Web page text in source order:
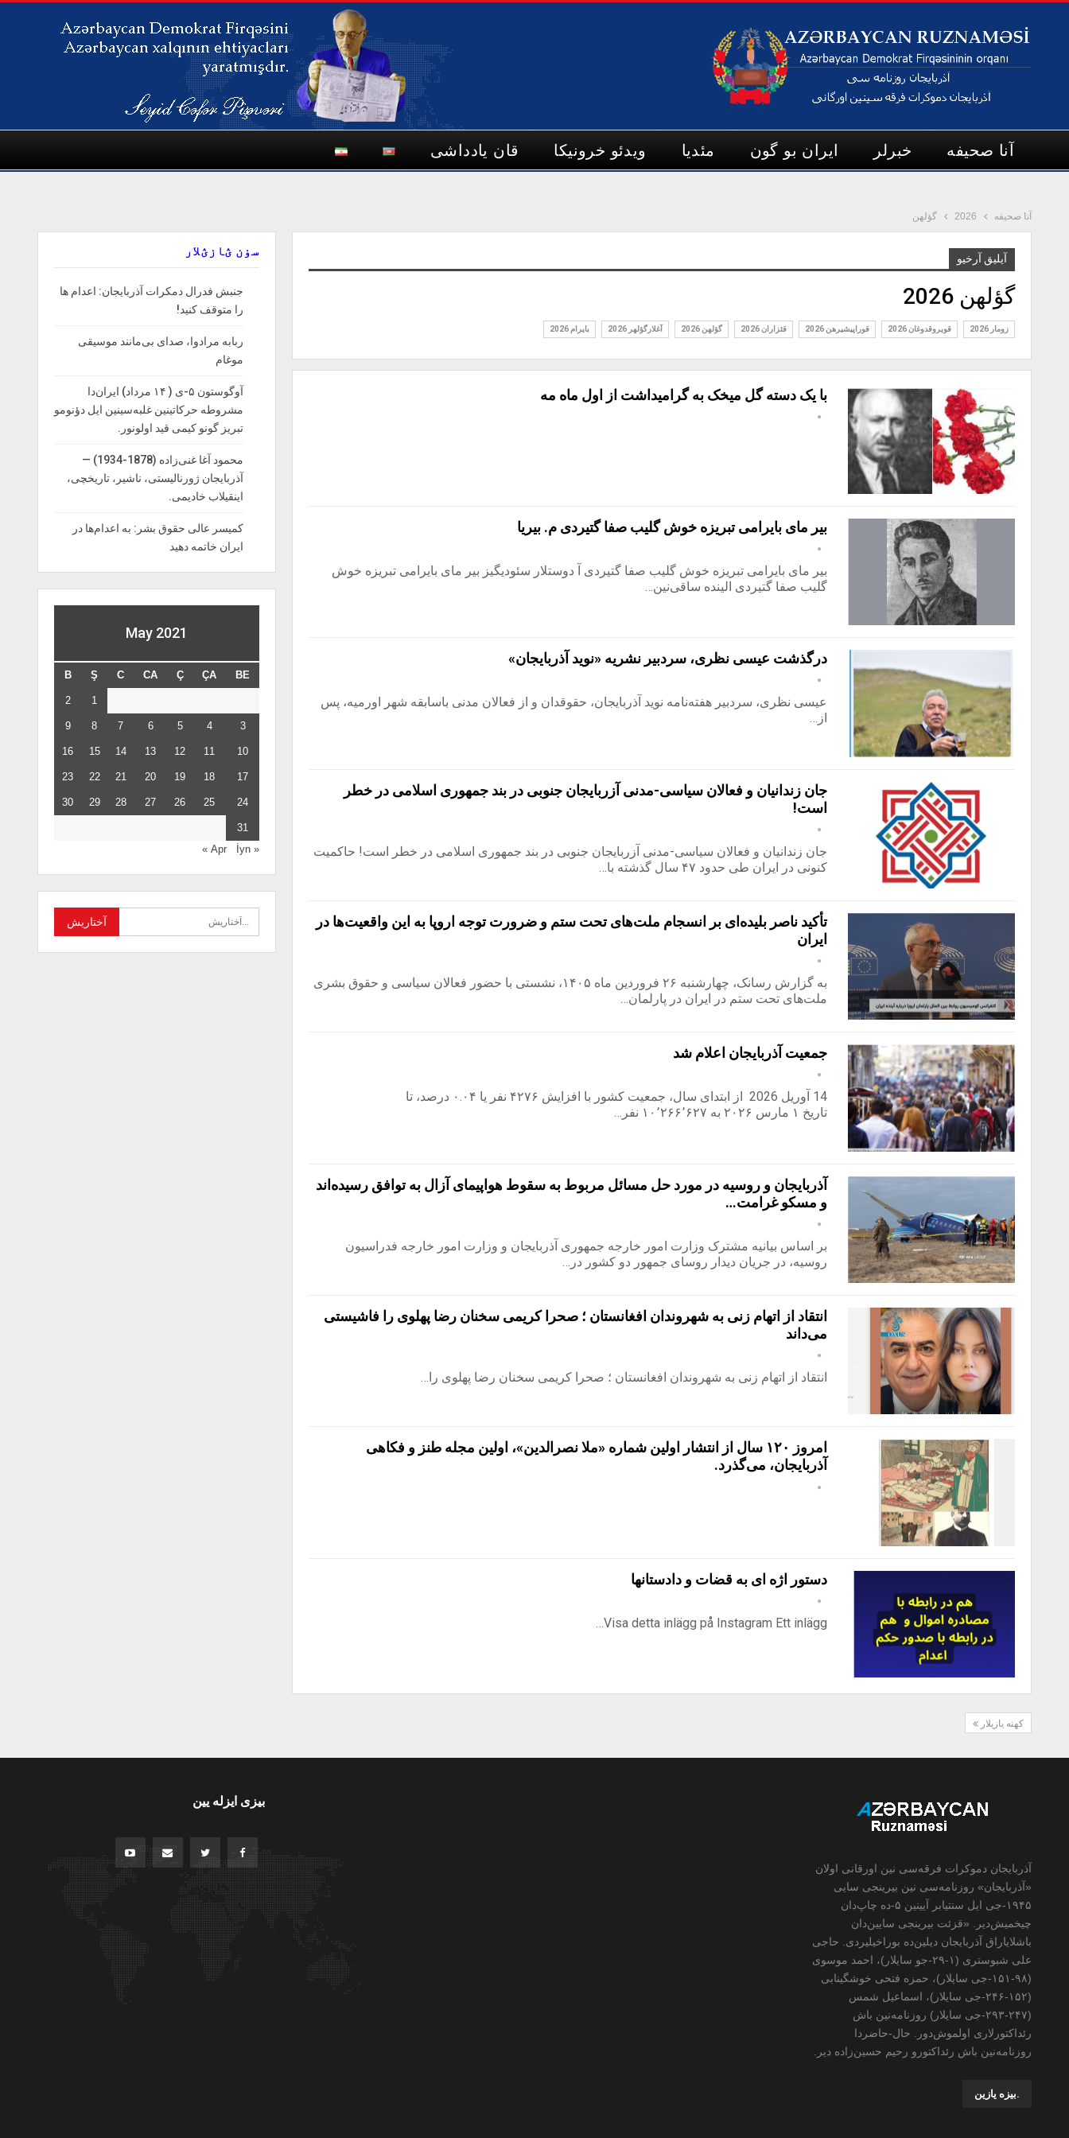
آنا صحیفه خبرلر ایران بو گون مئدیا ویدئو خرونیکا قان یادداشی
آنا صحیفه 2026 گؤله‎ن
آیلیق آرخیو
گؤله‎ن 2026
زومار 2026 قويروق‏دوغان 2026 قوراپيشيره‎ن 2026 قئزاران 2026 گؤله‎ن 2026 آغلارگؤله‎ر 2026 بايرام 2026
با یک دسته گل میخک به گرامیداشت از اول ماه مه
بیر مای بايرامی تبريزه خوش گليب صفا گتيردی م. بيريا
بیر مای بايرامی تبريزه خوش گليب صفا گتيردی آ دوستلار سئوديگيز بير مای بايرامی تبريزه خوش
گليب صفا گتيردی الينده ساقی‌نين…
درگذشت عیسی نظری، سردبیر نشریه «نوید آذربایجان»
عیسی نظری، سردبیر هفته‌نامه نوید آذربایجان، حقوقدان و از فعالان مدنی باسابقه شهر اورمیه، پس
از…
جان زندانیان و فعالان سیاسی-مدنی آزربایجان جنوبی در بند جمهوری اسلامی در خطر
است!
جان زندانیان و فعالان سیاسی-مدنی آزربایجان جنوبی در بند جمهوری اسلامی در خطر است! حاکمیت
کنونی در ایران طی حدود ۴۷ سال گذشته با…
تأکید ناصر بلیده‌ای بر انسجام ملت‌های تحت ستم و ضرورت توجه اروپا به این واقعیت‌ها در
ایران
به گزارش رسانک، چهارشنبه ۲۶ فروردین ماه ۱۴۰۵، نشستی با حضور فعالان سیاسی و حقوق بشری
ملت‌های تحت ستم در ایران در پارلمان…
جمعیت آذربایجان اعلام شد
14 آوریل 2026 از ابتدای سال، جمعیت کشور با افزایش ۴۲۷۶ نفر یا ۰.۰۴ درصد، تا
تاریخ ۱ مارس ۲۰۲۶ به ۱۰٬۲۶۶٬۶۲۷ نفر…
آذربایجان و روسیه در مورد حل مسائل مربوط به سقوط هواپیمای آزال به توافق رسیده‌اند
و مسکو غرامت…
بر اساس بیانیه مشترک وزارت امور خارجه جمهوری آذربایجان و وزارت امور خارجه فدراسیون
روسیه، در جریان دیدار روسای جمهور دو کشور در…
انتقاد از اتهام‌ زنی به شهروندان افغانستان ؛ صحرا کریمی سخنان رضا پهلوی را فاشیستی
می‌داند
انتقاد از اتهام‌ زنی به شهروندان افغانستان ؛ صحرا کریمی سخنان رضا پهلوی را…
امروز ۱۲۰ سال از انتشار اولین شماره «ملا نصرالدین»، اولین مجله طنز و فکاهی
آذربایجان، می‌گذرد.
دستور اژه ای به قضات و دادستانها
Visa detta inlägg på Instagram Ett inlägg…
کهنه یازیلار
سۏن ؽازؽلار
جنبش فدرال دمکرات آذربایجان: اعدام ها
را‌ متوقف‌ کنید!
ربابه مرادوا، صدای بی‌مانند موسیقی
موغام
آوگوستون ۵-ی ( ۱۴ مرداد) ایران‌دا
مشروطه حرکاتینین غلبه‌سینین ایل دؤنومو
تبریز گونو کیمی قید اولونور.
محمود آغا غنی‌زاده (1878-1934) —
آذربایجان ژورنالیستی، ناشیر، تاریخچی،
اینقیلاب خادیمی.
کمیسر عالی حقوق بشر: به اعدام‌ها در
ایران خاتمه دهید
May 2021
BE
ÇA
Ç
CA
C
Ş
B
1
2
3
4
5
6
7
8
9
10
11
12
13
14
15
16
17
18
19
20
21
22
23
24
25
26
27
28
29
30
31
« Apr
İyn »
آذربایجان دموکرات فرقه‌سی نین اورقانی اولان
«آذربایجان» روزنامه‌سی نین بیرینجی سایی
۱۹۴۵-جی ایل سنتیابر آیینین ۵-ده چاپ‌دان
چیخمیش‌دیر. «قزئت بیرینجی سایین‌دان
باشلایاراق آذربایجان دیلین‌ده بوراخیلیردی. حاجی
علی شبوستری (۱-۲۹-جو سایلار)، احمد موسوی
(۹۸-۱۵۱-جی سایلار)، حمزه فتحی خوشگینابی
(۱۵۲-۲۴۶-جی سایلار)، اسماعیل شمس
(۲۴۷-۲۹۳-جی سایلار) روزنامه‌نین باش
رئداکتورلاری اولموش‌دور. حال-حاضردا
روزنامه‌نین باش رئداکتورو رحیم حسین‌زاده ‌دیر.
.بیزه یازین
بیزی ایزله یین